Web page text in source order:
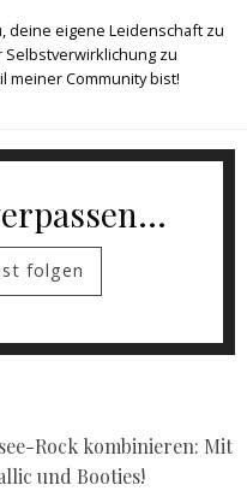
deine eigene Leidenschaft zu
zu
meiner Community bist!
folgen
Rock kombinieren: Mit
und Booties!